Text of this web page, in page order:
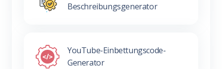
Beschreibungsgenerator
YouTube-Einbettungscode-
Generator